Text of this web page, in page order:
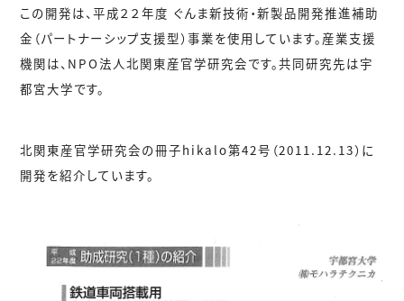
この開発は、平成２２年度 ぐんま新技術・新製品開発推進補助
金（パートナーシップ支援型）事業を使用しています。産業支援
機関は、NPO法人北関東産官学研究会です。共同研究先は宇
都宮大学です。
北関東産官学研究会の冊子hikalo第42号（2011.12.13）に
開発を紹介しています。